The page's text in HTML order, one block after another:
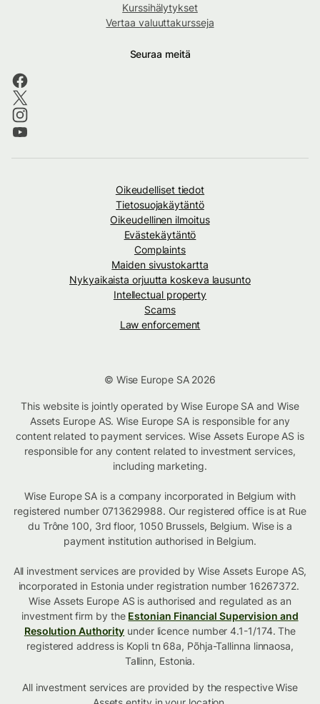
Kurssihälytykset
Vertaa valuuttakursseja
Seuraa meitä
Oikeudelliset tiedot
Tietosuojakäytäntö
Oikeudellinen ilmoitus
Evästekäytäntö
Complaints
Maiden sivustokartta
Nykyaikaista orjuutta koskeva lausunto
Intellectual property
Scams
Law enforcement
© Wise Europe SA 2026
This website is jointly operated by Wise Europe SA and Wise
Assets Europe AS. Wise Europe SA is responsible for any
content related to payment services. Wise Assets Europe AS is
responsible for any content related to investment services,
including marketing.
Wise Europe SA is a company incorporated in Belgium with
registered number 0713629988. Our registered office is at Rue
du Trône 100, 3rd floor, 1050 Brussels, Belgium. Wise is a
payment institution authorised in Belgium.
All investment services are provided by Wise Assets Europe AS,
incorporated in Estonia under registration number 16267372.
Wise Assets Europe AS is authorised and regulated as an
investment firm by the Estonian Financial Supervision and
Resolution Authority under licence number 4.1-1/174. The
registered address is Kopli tn 68a, Põhja-Tallinna linnaosa,
Tallinn, Estonia.
All investment services are provided by the respective Wise